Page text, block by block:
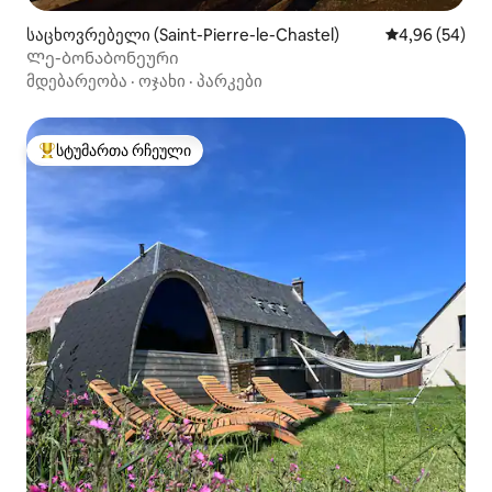
საცხოვრებელი (Saint-Pierre-le-Chastel) საშუალო
4,96 (54)
Ლე-ბონაბონეური
მდებარეობა · ოჯახი · პარკები
სტუმართა რჩეული მოწინავე ვარიანტი
სტუმართა რჩეული